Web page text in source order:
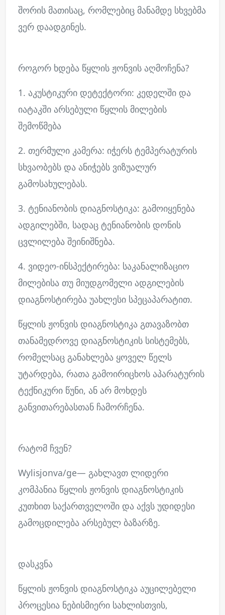
შორის მათისაც, რომლებიც მანამდე სხვებმა
ვერ დაადგინეს.
როგორ ხდება წყლის ჟონვის აღმოჩენა?
1. აკუსტიკური დეტექტორი: კედელში და
იატაკში არსებული წყლის მილების
შემოწმება
2. თერმული კამერა: იჭერს ტემპერატურის
სხვაობებს და ანიჭებს ვიზუალურ
გამოსახულებას.
3. ტენიანობის დიაგნოსტიკა: გამოიყენება
ადგილებში, სადაც ტენიანობის დონის
ცვლილება შეინიშნება.
4. ვიდეო-ინსპექტირება: საკანალიზაციო
მილებისა თუ მიუდგომელი ადგილების
დიაგნოსტირება უახლესი სპეცაპარატით.
წყლის ჟონვის დიაგნოსტიკა გთავაზობთ
თანამედროვე დიაგნოსტიკის სისტემებს,
რომელსაც განახლება ყოველ წელს
უტარდება, რათა გამოირიცხოს აპარატურის
ტექნიკური წუნი, ან არ მოხდეს
განვითარებასთან ჩამორჩენა.
რატომ ჩვენ?
Wylisjonva/ge— გახლავთ ლიდერი
კომპანია წყლის ჟონვის დიაგნოსტიკის
კუთხით საქართველოში და აქვს უდიდესი
გამოცდილება არსებულ ბაზარზე.
დასკვნა
წყლის ჟონვის დიაგნოსტიკა აუცილებელი
პროცესია ნებისმიერი სახლისთვის,